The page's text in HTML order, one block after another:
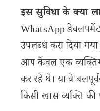
इस सुविधा के क्या
WhatsApp डेवलपमेंट
उपलब्ध करा दिया
आप केवल एक
कर रहे थे। या वे
किसी खास व्यक्ति